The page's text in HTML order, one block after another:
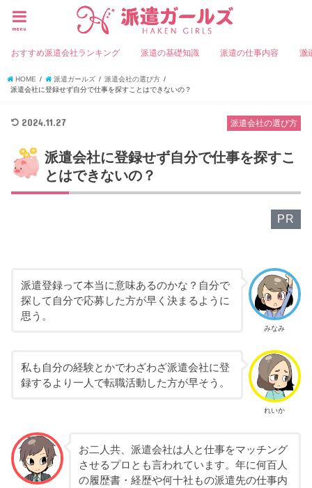
menu
おすすめ派遣会社ランキング 派遣の基礎知識 派遣の仕事内容 派
HOME 派遣ガールズ
派遣会社の選び方
派遣会社に登録せず自分で仕事を探すことはできないの？
派遣会社の選び方
2024.11.27
派遣会社に登録せず自分で仕事を探すこ
とはできないの？
PR
みなみ
派遣登録って本当に意味あるのかな？自分で
探して自分で応募した方が早く決まるように
思う。
れいか
私も自分の経験とかでわざわざ派遣会社に登
録するより一人で転職活動した方が早そう。
お二人共、派遣会社は人と仕事をマッチング
させるプロとも言われています。年に何百人
の履歴書・経歴や何十社もの派遣先の仕事内